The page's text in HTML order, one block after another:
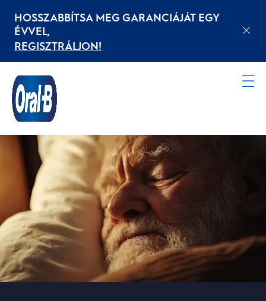
HOSSZABBÍTSA MEG GARANCIÁJÁT EGY
ÉVVEL,
REGISZTRÁLJON!